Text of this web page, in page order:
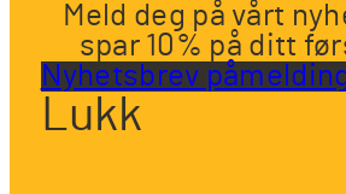
Meld deg på vårt
spar 10% på ditt
Nyhetsbrev
Lukk